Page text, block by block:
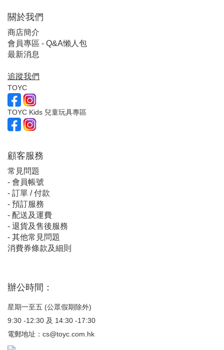
關於我們
商店簡介
會員專區 - Q&A懶人包
最新消息
追蹤我們
TOYC
TOYC Kids 兒童玩具專區
顧客服務
常見問題
- 會員帳號
- 訂單 / 付款
- 預訂服務
- 配送及運費
- 退貨及售後服務
- 其他常見問題
消費券條款及細則
辦公時間：
星期一至五 (公眾假期除外)
9:30 -12:30 及 14:30 -17:30
電郵地址： cs@toyc.com.hk